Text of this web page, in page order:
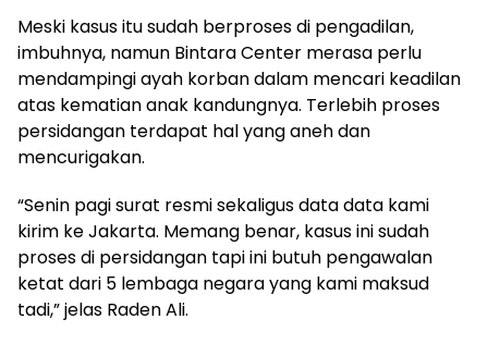
Meski kasus itu sudah berproses di pengadilan,
imbuhnya, namun Bintara Center merasa perlu
mendampingi ayah korban dalam mencari keadilan
atas kematian anak kandungnya. Terlebih proses
persidangan terdapat hal yang aneh dan
mencurigakan.
“Senin pagi surat resmi sekaligus data data kami
kirim ke Jakarta. Memang benar, kasus ini sudah
proses di persidangan tapi ini butuh pengawalan
ketat dari 5 lembaga negara yang kami maksud
tadi,” jelas Raden Ali.